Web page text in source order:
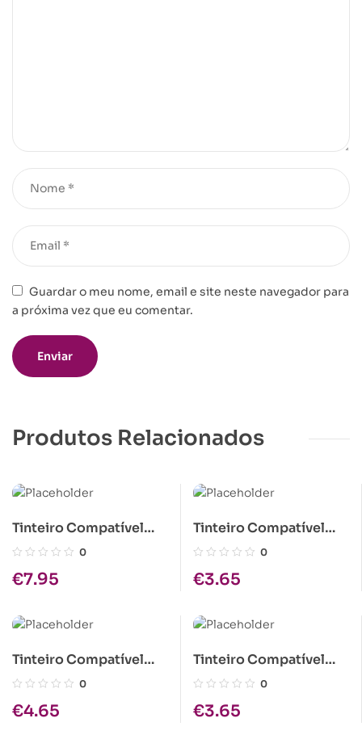
Guardar o meu nome, email e site neste navegador para
a próxima vez que eu comentar.
Produtos Relacionados
Tinteiro Compatível
Epson S020010 Preto
0
€7.95
Tinteiro Compatível
Epson T005 Tricolor
0
€3.65
Tinteiro Compatível
Epson T016 Tri-color
0
€4.65
Tinteiro Compatível
Epson T001 Cores
0
€3.65